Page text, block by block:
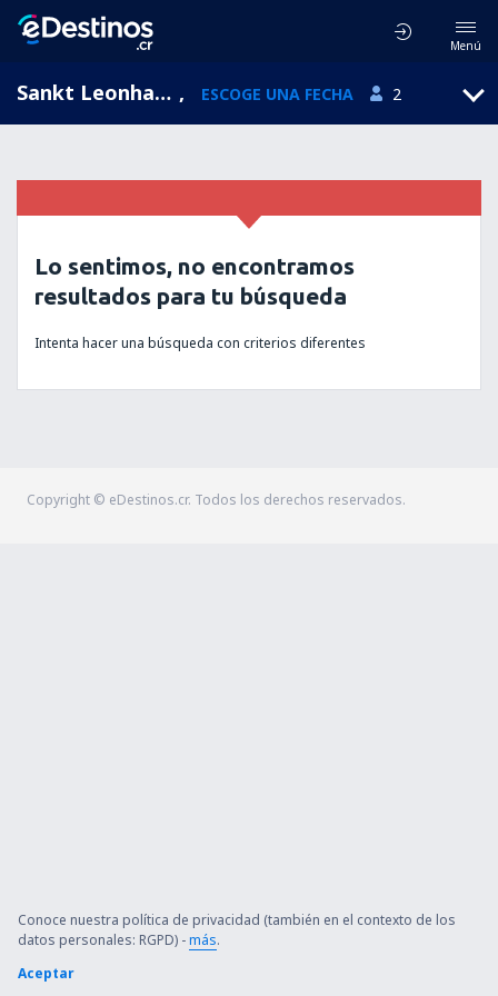
Menú
Sankt Leonhard im Pitztal, Tirol, Austria , ESCOGE UNA FECHA 2
Lo sentimos, no encontramos
resultados para tu búsqueda
Intenta hacer una búsqueda con criterios diferentes
Copyright © eDestinos.cr. Todos los derechos reservados.
Conoce nuestra política de privacidad (también en el contexto de los
datos personales: RGPD) -más.
Aceptar